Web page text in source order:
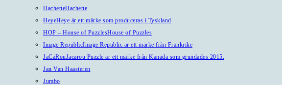
HachetteHachette
HeyeHeye är ett märke som produceras i Tyskland
HOP – House of PuzzlesHouse of Puzzles
Image RepublicImage Republic är ett märke från Frankrike
JaCaRouJacarou Puzzle är ett märke från Kanada som grundades 2015.
Jan Van Haasteren
Jumbo